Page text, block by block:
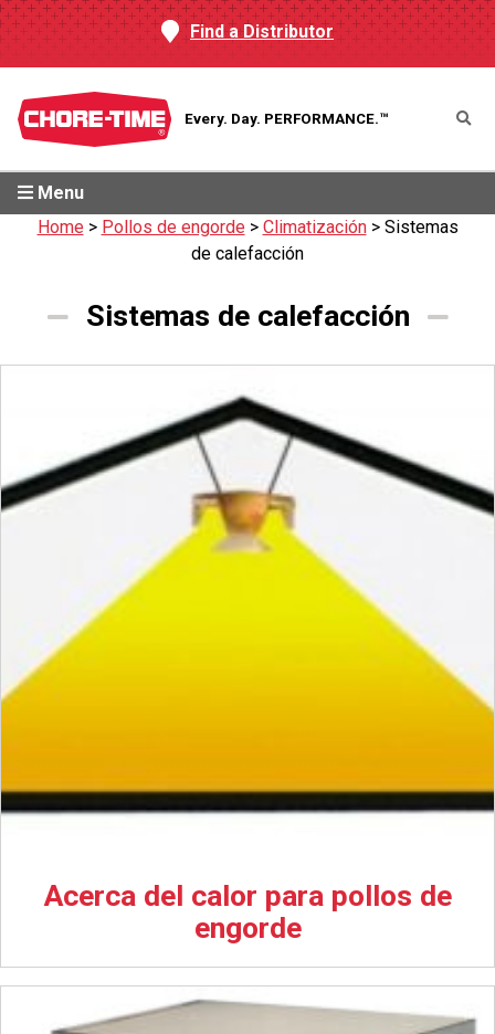
Find a Distributor
Every. Day. PERFORMANCE.™
Menu
Home> Pollos de engorde> Climatización> Sistemas
de calefacción
Sistemas de calefacción
Acerca del calor para pollos de
engorde